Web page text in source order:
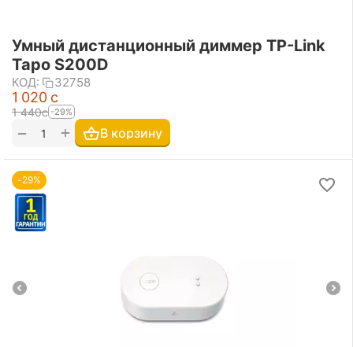
Умный дистанционный диммер TP-Link
Tapo S200D
КОД: 32758
1 020 с
1 440с -29%
+
− В корзину
-29%